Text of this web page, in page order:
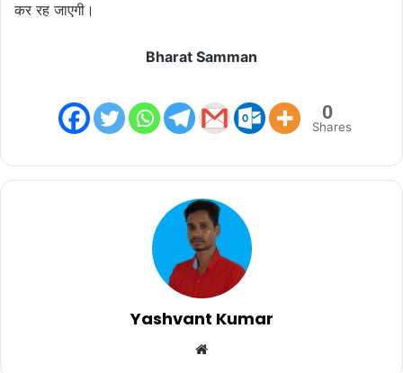
कर रह जाएगी।
Bharat Samman
0
Shares
Yashvant Kumar